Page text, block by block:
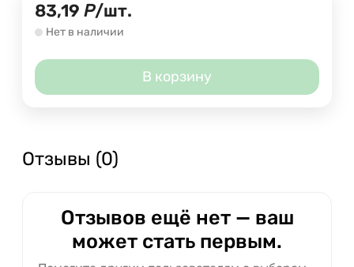
83,19 Р/шт.
Нет в наличии
В корзину
Отзывы (0)
Отзывов ещё нет — ваш
может стать первым.